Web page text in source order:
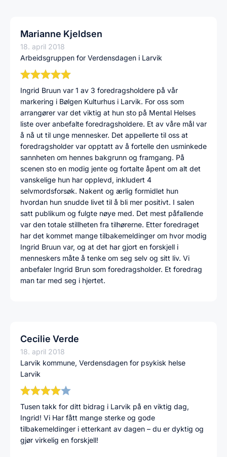
Marianne Kjeldsen
18. april 2018
Arbeidsgruppen for Verdensdagen i Larvik
Ingrid Bruun var 1 av 3 foredragsholdere på vår
markering i Bølgen Kulturhus i Larvik. For oss som
arrangører var det viktig at hun sto på Mental Helses
liste over anbefalte foredragsholdere. Et av våre mål var
å nå ut til unge mennesker. Det appellerte til oss at
foredragsholder var opptatt av å fortelle den usminkede
sannheten om hennes bakgrunn og framgang. På
scenen sto en modig jente og fortalte åpent om alt det
vanskelige hun har opplevd, inkludert 4
selvmordsforsøk. Nakent og ærlig formidlet hun
hvordan hun snudde livet til å bli mer positivt. I salen
satt publikum og fulgte nøye med. Det mest påfallende
var den totale stillheten fra tilhørerne. Etter foredraget
har det kommet mange tilbakemeldinger om hvor modig
Ingrid Bruun var, og at det har gjort en forskjell i
menneskers måte å tenke om seg selv og sitt liv. Vi
anbefaler Ingrid Brun som foredragsholder. Et foredrag
man tar med seg i hjertet.
Cecilie Verde
18. april 2018
Larvik kommune, Verdensdagen for psykisk helse
Larvik
Tusen takk for ditt bidrag i Larvik på en viktig dag,
Ingrid! Vi Har fått mange sterke og gode
tilbakemeldinger i etterkant av dagen – du er dyktig og
gjør virkelig en forskjell!